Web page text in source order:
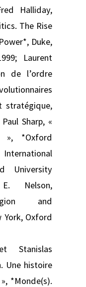
Halliday,
The Rise
Duke,
Laurent
de l’ordre
stratégique,
Sharp, «
», *Oxford
International
University
Nelson,
and
Oxford
Stanislas
Une histoire
*Monde(s).